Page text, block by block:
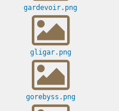
gardevoir.png
gligar.png
gorebyss.png